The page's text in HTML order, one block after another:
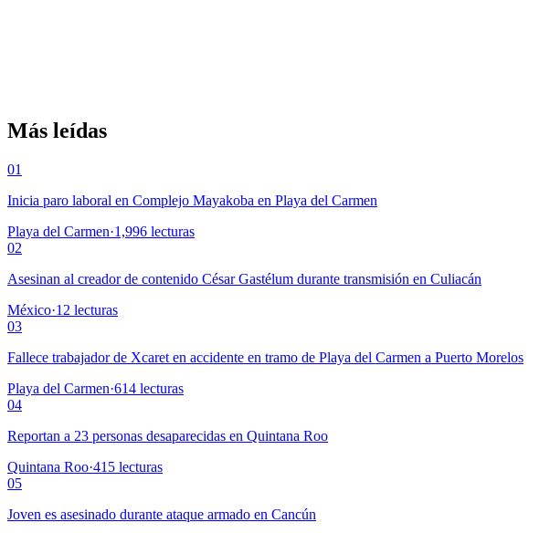
Más leídas
01
Inicia paro laboral en Complejo Mayakoba en Playa del Carmen
Playa del Carmen·1,996 lecturas
02
Asesinan al creador de contenido César Gastélum durante transmisión en Culiacán
México·12 lecturas
03
Fallece trabajador de Xcaret en accidente en tramo de Playa del Carmen a Puerto Morelos
Playa del Carmen·614 lecturas
04
Reportan a 23 personas desaparecidas en Quintana Roo
Quintana Roo·415 lecturas
05
Joven es asesinado durante ataque armado en Cancún